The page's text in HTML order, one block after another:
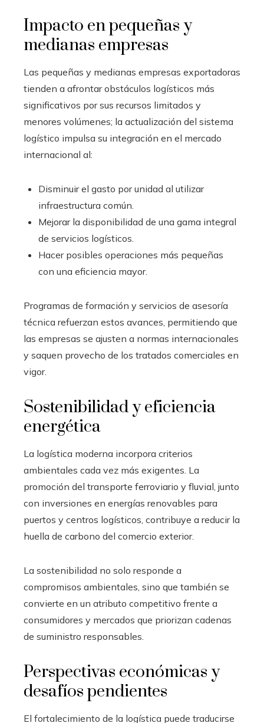
Impacto en pequeñas y
medianas empresas
Las pequeñas y medianas empresas exportadoras
tienden a afrontar obstáculos logísticos más
significativos por sus recursos limitados y
menores volúmenes; la actualización del sistema
logístico impulsa su integración en el mercado
internacional al:
Disminuir el gasto por unidad al utilizar
infraestructura común.
Mejorar la disponibilidad de una gama integral
de servicios logísticos.
Hacer posibles operaciones más pequeñas
con una eficiencia mayor.
Programas de formación y servicios de asesoría
técnica refuerzan estos avances, permitiendo que
las empresas se ajusten a normas internacionales
y saquen provecho de los tratados comerciales en
vigor.
Sostenibilidad y eficiencia
energética
La logística moderna incorpora criterios
ambientales cada vez más exigentes. La
promoción del transporte ferroviario y fluvial, junto
con inversiones en energías renovables para
puertos y centros logísticos, contribuye a reducir la
huella de carbono del comercio exterior.
La sostenibilidad no solo responde a
compromisos ambientales, sino que también se
convierte en un atributo competitivo frente a
consumidores y mercados que priorizan cadenas
de suministro responsables.
Perspectivas económicas y
desafíos pendientes
El fortalecimiento de la logística puede traducirse